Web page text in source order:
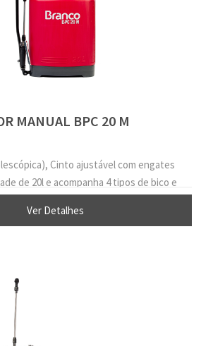
MANUAL BPC 20 M
Cinto ajustável com engates
de 20l e acompanha 4 tipos de bico e
Ver Detalhes